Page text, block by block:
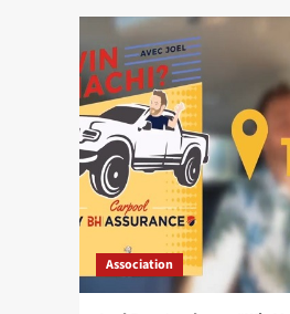
Association